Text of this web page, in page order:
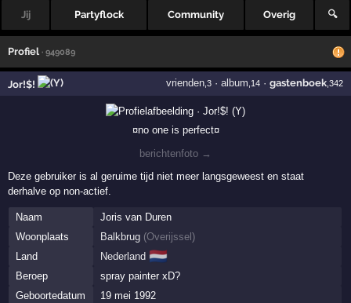
Jij Partyflock Community Overig 🔍
Profiel · 949089
Jor!$! vrienden,3· album ,14· gastenboek,342
¤no one is perfect¤
berichtenfoto →
Deze gebruiker is al geruime tijd niet meer langsgeweest en staat
derhalve op non-actief.
Naam
Joris van Duren
Woonplaats
Balkbrug (Overijssel )
Land
Nederland 🇳🇱
Beroep
spray painter xD?
Geboortedatum
19 mei 1992